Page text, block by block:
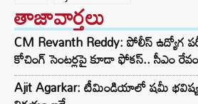
తాజావార్తలు
CM Revanth Reddy: పోలీస్ ఉద్యోగ
కోచింగ్ సెంటర్లపై కూడా ఫోకస్.. సీఎం
Ajit Agarkar: టీమిండియాలో షమీ